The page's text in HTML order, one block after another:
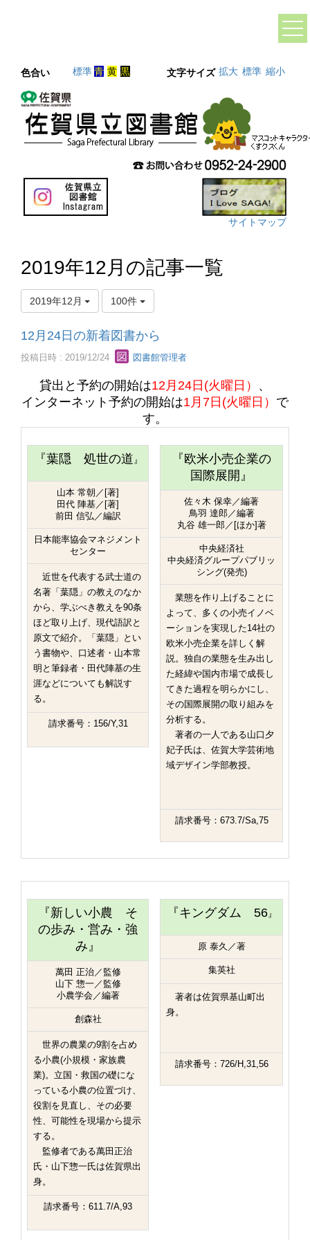
色合い 標準青 黄 黒 文字サイズ 拡大 標準 縮小
サイトマップ
2019年12月の記事一覧
2019年12月 100件
12月24日の新着図書から
投稿日時 : 2019/12/24 図書館管理者
貸出と予約の開始は12月24日(火曜日） 、
インターネット予約の開始は1月7日(火曜日） で
す。
『葉隠 処世の道』
山本 常朝／[著]
田代 陣基／[著]
前田 信弘／編訳
日本能率協会マネジメント
センター
近世を代表する武士道の
名著「葉隠」の教えのなか
から、学ぶべき教えを90条
ほど取り上げ、現代語訳と
原文で紹介。「葉隠」とい
う書物や、口述者・山本常
明と筆録者・田代陣基の生
涯などについても解説す
る。
請求番号：156/Y,31
『欧米小売企業の
国際展開』
佐々木 保幸／編著
鳥羽 達郎／編著
丸谷 雄一郎／[ほか]著
中央経済社
中央経済グループパブリッ
シング(発売)
業態を作り上げることに
よって、多くの小売イノベ
ーションを実現した14社の
欧米小売企業を詳しく解
説。独自の業態を生み出し
た経緯や国内市場で成長し
てきた過程を明らかにし、
その国際展開の取り組みを
分析する。
著者の一人である山口夕
妃子氏は、佐賀大学芸術地
域デザイン学部教授。
請求番号：673.7/Sa,75
『新しい小農 そ
の歩み・営み・強
み』
萬田 正治／監修
山下 惣一／監修
小農学会／編著
創森社
世界の農業の9割を占め
る小農(小規模・家族農
業)。立国・救国の礎にな
っている小農の位置づけ、
役割を見直し、その必要
性、可能性を現場から提示
する。
監修者である萬田正治
氏・山下惣一氏は佐賀県出
身。
請求番号：611.7/A,93
『キングダム 56』
原 泰久／著
集英社
著者は佐賀県基山町出
身。
請求番号：726/H,31,56